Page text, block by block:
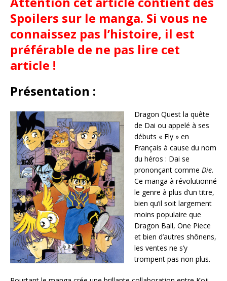
Spoilers sur le manga. Si vous ne
connaissez pas l’histoire, il est
préférable de ne pas lire cet
article !
Présentation :
Dragon Quest la quête
de Dai ou appelé à ses
débuts « Fly » en
Français à cause du nom
du héros : Dai se
prononçant comme Die.
Ce manga à révolutionné
le genre à plus d’un titre,
bien qu’il soit largement
moins populaire que
Dragon Ball, One Piece
et bien d’autres shônens,
les ventes ne s’y
trompent pas non plus.